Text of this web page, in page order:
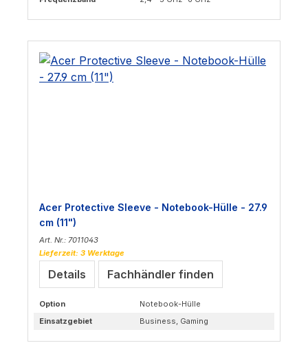
Acer Protective Sleeve - Notebook-Hülle - 27.9
cm (11")
Art. Nr.: 7011043
Lieferzeit: 3 Werktage
Details Fachhändler finden
Option
Notebook-Hülle
Einsatzgebiet
Business, Gaming